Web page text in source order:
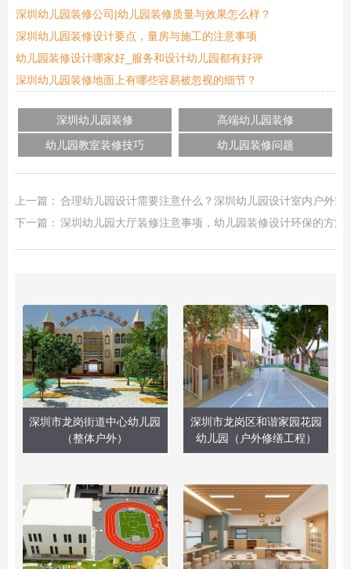
深圳幼儿园装修公司|幼儿园装修质量与效果怎么样？
深圳幼儿园装修设计要点，量房与施工的注意事项
幼儿园装修设计哪家好_服务和设计幼儿园都有好评
深圳幼儿园装修地面上有哪些容易被忽视的细节？
深圳幼儿园装修
高端幼儿园装修
幼儿园教室装修技巧
幼儿园装修问题
上一篇： 合理幼儿园设计需要注意什么？深圳幼儿园设计室内户外空
下一篇： 深圳幼儿园大厅装修注意事项，幼儿园装修设计环保的方法
深圳市龙岗街道中心幼儿园
（整体户外）
深圳市龙岗区和谐家园花园
幼儿园（户外修缮工程）